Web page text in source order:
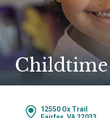
12550 Ox Trail